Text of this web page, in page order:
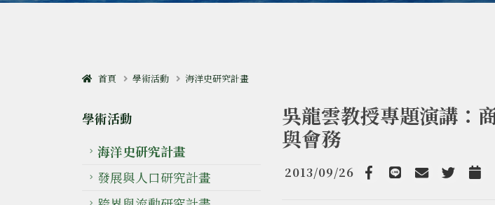
首頁 學術活動 海洋史研究計畫
學術活動
海洋史研究計畫
發展與人口研究計畫
吳龍雲教授專題演講：
與會務
2013/09/26
Facebook
line emailTwitterAdd